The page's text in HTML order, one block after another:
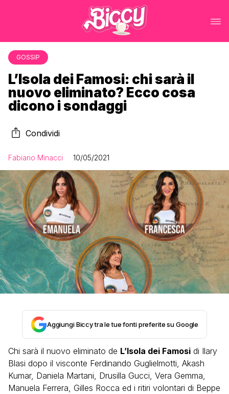
GOSSIP
L’Isola dei Famosi: chi sarà il
nuovo eliminato? Ecco cosa
dicono i sondaggi
Condividi
Fabiano Minacci 10/05/2021
Aggiungi Biccy tra le tue fonti preferite su Google
Chi sarà il nuovo eliminato de L’Isola dei Famosi di Ilary
Blasi dopo il visconte Ferdinando Guglielmotti, Akash
Kumar, Daniela Martani, Drusilla Gucci, Vera Gemma,
Manuela Ferrera, Gilles Rocca ed i ritiri volontari di Beppe